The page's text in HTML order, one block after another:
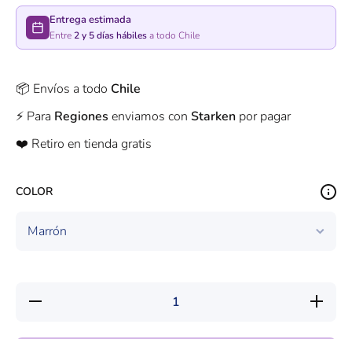
Entrega estimada
Entre2 y 5 días hábilesa todo Chile
📦 Envíos a todo Chile
⚡️ Para Regiones enviamos con Starken por pagar
❤️ Retiro en tienda gratis
COLOR
Reducir
Aumentar
cantidad